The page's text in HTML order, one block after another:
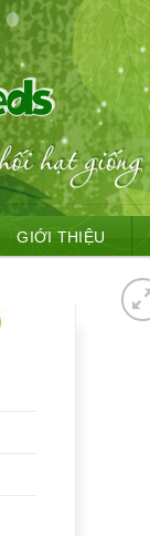
GIỚI THIỆU